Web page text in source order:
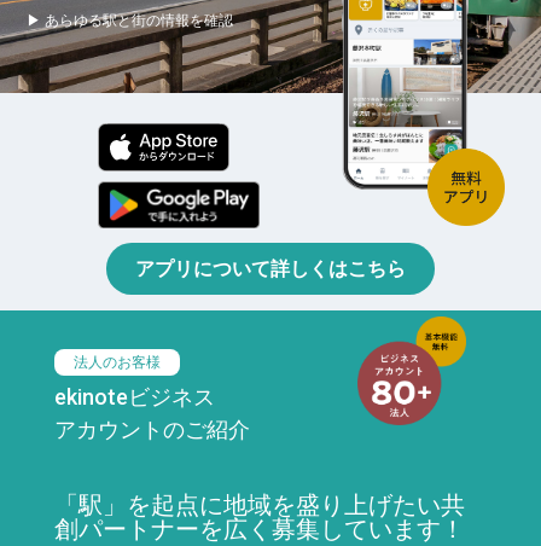
▶ あらゆる駅と街の情報を確認
アプリについて詳しくはこちら
法人のお客様
ekinoteビジネス
アカウントのご紹介
「駅」を起点に地域を盛り上げたい共
創パートナーを広く募集しています！